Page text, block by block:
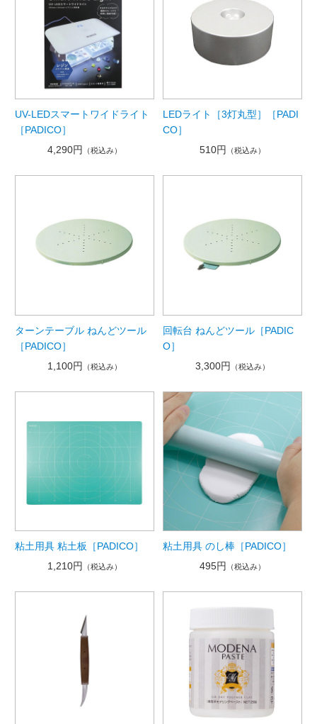
UV-LEDスマートワイドライト
［PADICO］
4,290円
（税込み）
LEDライト［3灯丸型］［PADI
CO］
510円
（税込み）
ターンテーブル ねんどツール
［PADICO］
1,100円 （税込み）
回転台 ねんどツール［PADIC
O］
3,300円
（税込み）
粘土用具 粘土板［PADICO］
1,210円
（税込み）
粘土用具 のし棒［PADICO］
495円
（税込み）